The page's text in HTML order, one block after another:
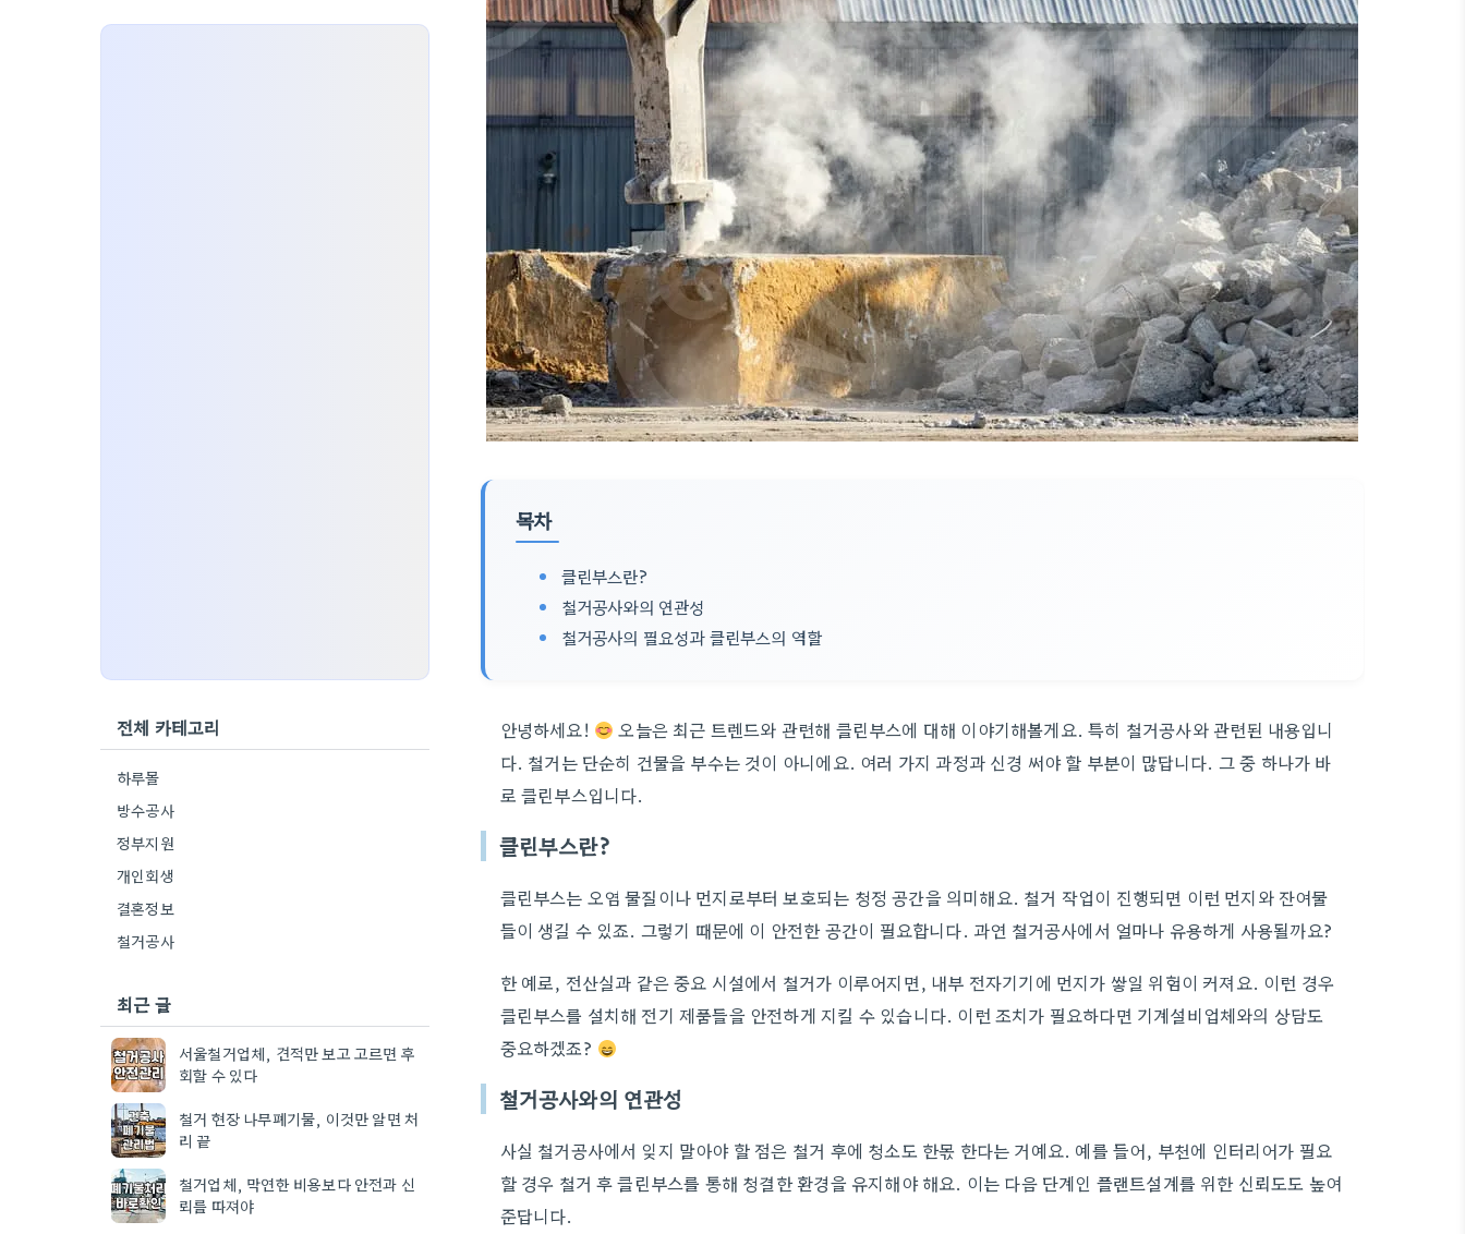
목차
클린부스란?
철거공사와의 연관성
철거공사의 필요성과 클린부스의 역할
안녕하세요!
오늘은 최근 트렌드와 관련해 클린부스에 대해 이야기해볼게요. 특히 철거공사와 관련된 내용입니
다. 철거는 단순히 건물을 부수는 것이 아니에요. 여러 가지 과정과 신경 써야 할 부분이 많답니다. 그 중 하나가 바
로 클린부스입니다.
클린부스란?
클린부스는 오염 물질이나 먼지로부터 보호되는 청정 공간을 의미해요. 철거 작업이 진행되면 이런 먼지와 잔여물
들이 생길 수 있죠. 그렇기 때문에 이 안전한 공간이 필요합니다. 과연 철거공사에서 얼마나 유용하게 사용될까요?
한 예로, 전산실과 같은 중요 시설에서 철거가 이루어지면, 내부 전자기기에 먼지가 쌓일 위험이 커져요. 이런 경우
클린부스를 설치해 전기 제품들을 안전하게 지킬 수 있습니다. 이런 조치가 필요하다면 기계설비업체와의 상담도
중요하겠죠?
철거공사와의 연관성
사실 철거공사에서 잊지 말아야 할 점은 철거 후에 청소도 한몫 한다는 거예요. 예를 들어, 부천에 인터리어가 필요
할 경우 철거 후 클린부스를 통해 청결한 환경을 유지해야 해요. 이는 다음 단계인 플랜트설계를 위한 신뢰도도 높여
준답니다.
전체 카테고리
하루몰
방수공사
정부지원
개인회생
결혼정보
철거공사
최근 글
서울철거업체, 견적만 보고 고르면 후
회할 수 있다
철거 현장 나무폐기물, 이것만 알면 처
리 끝
철거업체, 막연한 비용보다 안전과 신
뢰를 따져야